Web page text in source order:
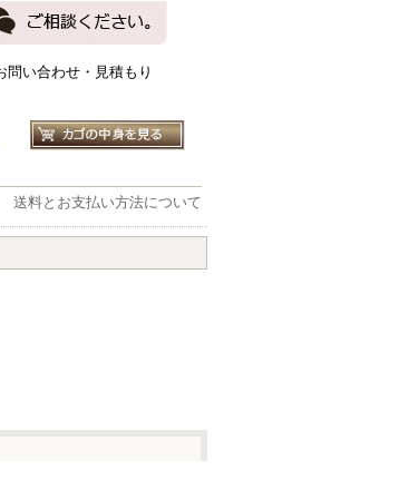
問い合わせ・見積もり
送料とお支払い方法について